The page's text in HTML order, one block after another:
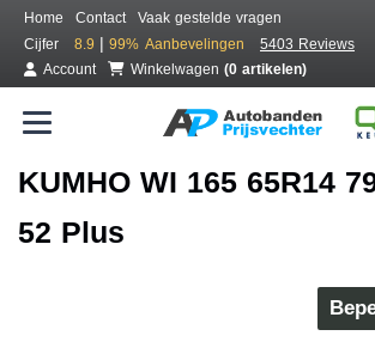
Home Contact
Vaak gestelde vragen
Cijfer
8.9 | 99% Aanbevelingen
5403 Reviews
Account
Winkelwagen (0 artikelen)
KUMHO WI 165 65R14
52 Plus